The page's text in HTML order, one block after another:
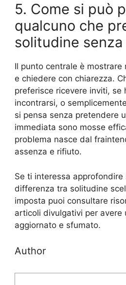
5. Come si può
qualcuno che
solitudine
Il punto centrale è mostrare
e chiedere con chiarezza.
preferisce ricevere inviti, se
incontrarsi, o
si pensa senza pretendere
immediata sono mosse
problema nasce dal
assenza e rifiuto.
Se ti interessa
differenza tra solitudine
imposta puoi consultare
articoli divulgativi per avere
aggiornato e sfumato.
Author